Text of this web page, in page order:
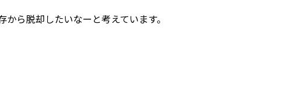
ら脱却したいなーと考えています。